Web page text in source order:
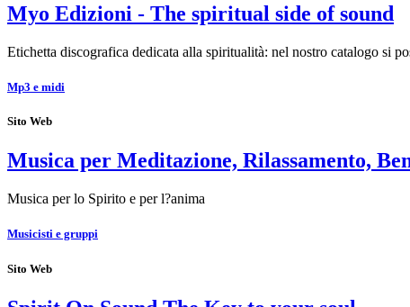
Myo Edizioni - The spiritual side of sound
Etichetta discografica dedicata alla spiritualità: nel nostro catalogo si
Mp3 e midi
Sito Web
Musica per Meditazione, Rilassamento,
Musica per lo Spirito e per l?anima
Musicisti e gruppi
Sito Web